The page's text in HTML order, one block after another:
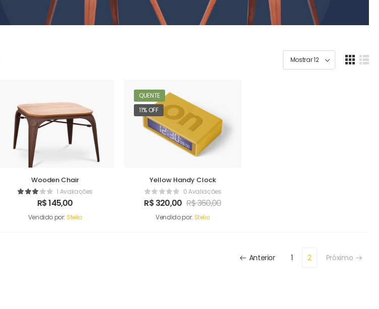
Wooden Chair
1 Avaliações
R$145,00
Vendido por:Stelio
QUENTE
11% OFF
Yellow Handy Clock
0 Avaliações
R$320,00 R$360,00
Vendido por: Stelio
Anterior 1 2 Próximo